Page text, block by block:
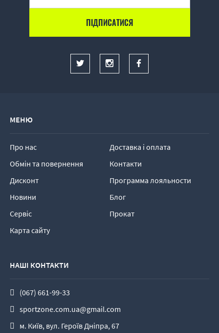
МЕНЮ
Про нас
Доставка і оплата
Обмін та повернення
Контакти
Дисконт
Программа лояльности
Новини
Блог
Сервіс
Прокат
Карта сайту
НАШІ КОНТАКТИ
(067) 661-99-33
sportzone.com.ua@gmail.com
м. Київ, вул. Героїв Дніпра, 67